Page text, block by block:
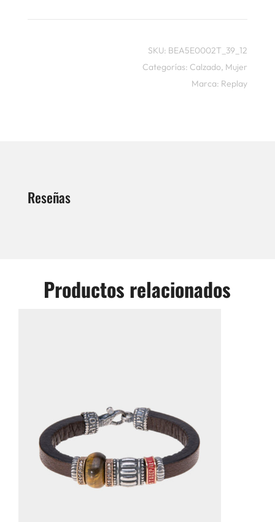
SKU: BEA5E0002T_39_12
Categorías: Calzado, Mujer
Marca: Replay
Reseñas
Productos relacionados